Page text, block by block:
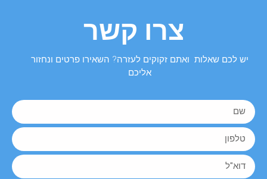
צרו קשר
יש לכם שאלות ואתם זקוקים לעזרה? השאירו פרטים ונחזור
אליכם